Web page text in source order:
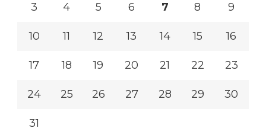
3 4 5 6 7 8 9
10 11 12 13 14 15 16
17 18 19 20 21 22 23
24 25 26 27 28 29 30
31